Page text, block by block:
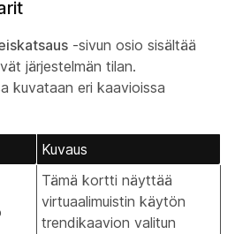
-sivun osio sisältää
järjestelmän tilan.
kuvataan eri kaavioissa
Kuvaus
Tämä kortti näyttää
virtuaalimuistin käytön
trendikaavion valitun